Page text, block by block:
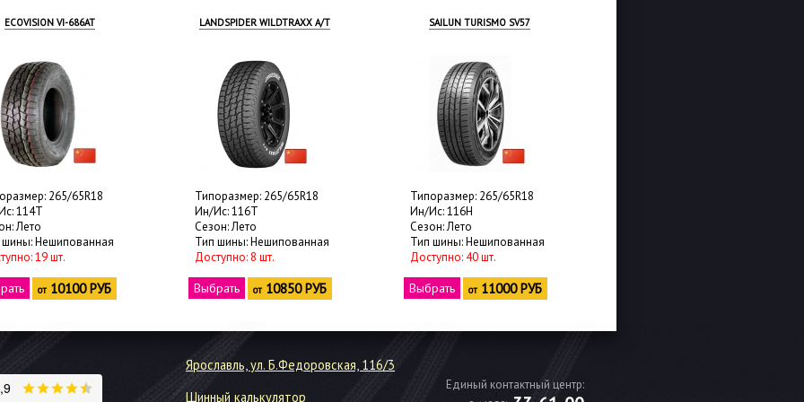
WILDTRAXX A/T
265/65R18
116T
Лето
шины: Нешипованная
8 шт.
от10850 РУБ
SAILUN TURISMO SV57
Типоразмер: 265/65R18
Ин/Ис: 116H
Сезон: Лето
Тип шины: Нешипованная
Доступно: 40 шт.
Выбрать от11000 РУБ
TRACMAX X-PRIVILO H/T
Типоразмер: 265/65R18
Ин/Ис: 114H
Сезон: Лето
Тип шины: Нешипованная
Доступно: 12 шт.
Выбрать от11450 РУБ
Ярославль, ул. Б.Федоровская, 116/3
Шинный калькулятор
Единый контактный центр: